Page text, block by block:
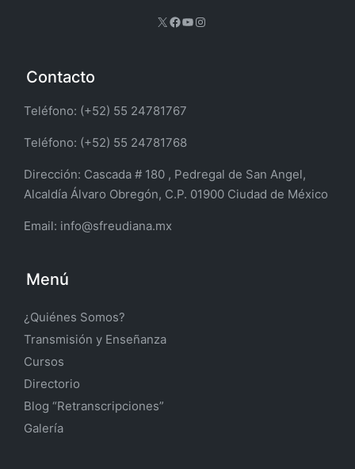
X Facebook
YouTube
Instagram
Contacto
Teléfono: (+52) 55 24781767
Teléfono: (+52) 55 24781768
Dirección: Cascada # 180 , Pedregal de San Angel,
Alcaldía Álvaro Obregón, C.P. 01900 Ciudad de México
Email: info@sfreudiana.mx
Menú
¿Quiénes Somos?
Transmisión y Enseñanza
Cursos
Directorio
Blog “Retranscripciones”
Galería